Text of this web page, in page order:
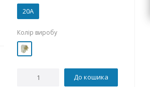
20А
Колір виробу
До кошика